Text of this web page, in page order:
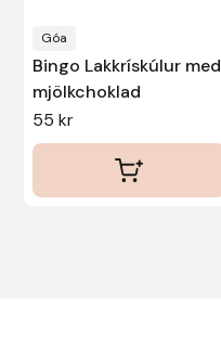
Góa
Bingo Lakkrískúlur med
mjölkchoklad
55kr
Fager
Fákur Rideudstyr